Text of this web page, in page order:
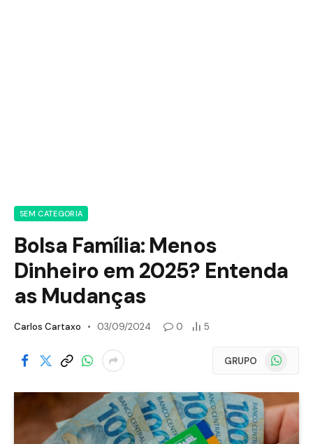
SEM CATEGORIA
Bolsa Família: Menos
Dinheiro em 2025? Entenda
as Mudanças
Carlos Cartaxo 03/09/2024 0 5
GRUPO WhatsApp